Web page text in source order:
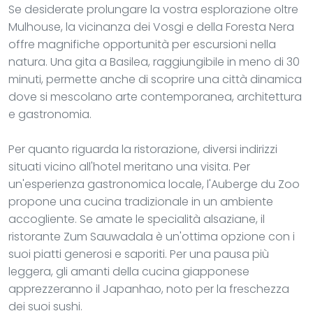
Se desiderate prolungare la vostra esplorazione oltre
Mulhouse, la vicinanza dei Vosgi e della Foresta Nera
offre magnifiche opportunità per escursioni nella
natura. Una gita a Basilea, raggiungibile in meno di 30
minuti, permette anche di scoprire una città dinamica
dove si mescolano arte contemporanea, architettura
e gastronomia.
Per quanto riguarda la ristorazione, diversi indirizzi
situati vicino all'hotel meritano una visita. Per
un'esperienza gastronomica locale, l'Auberge du Zoo
propone una cucina tradizionale in un ambiente
accogliente. Se amate le specialità alsaziane, il
ristorante Zum Sauwadala è un'ottima opzione con i
suoi piatti generosi e saporiti. Per una pausa più
leggera, gli amanti della cucina giapponese
apprezzeranno il Japanhao, noto per la freschezza
dei suoi sushi.